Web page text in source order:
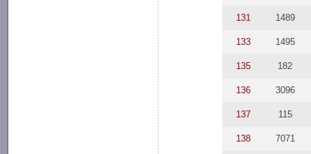
131 1489
133 1495
135 182
136 3096
137 115
138 7071